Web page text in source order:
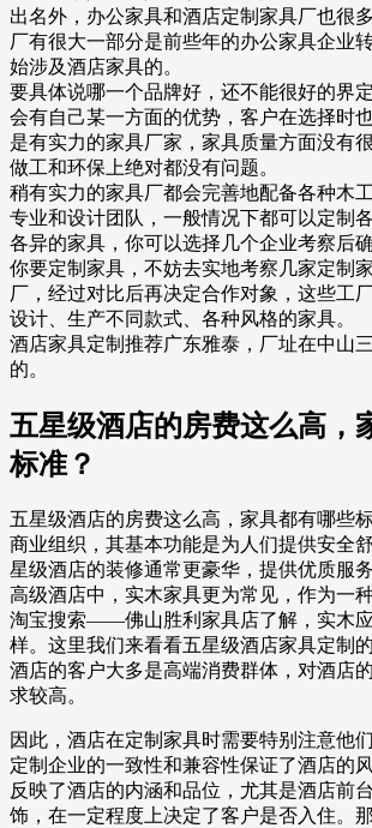
出名外，办公家具和酒店定制家具厂也很
厂有很大一部分是前些年的办公家具企业
始涉及酒店家具的。
要具体说哪一个品牌好，还不能很好的界
会有自己某一方面的优势，客户在选择时
是有实力的家具厂家，家具质量方面没有
做工和环保上绝对都没有问题。
稍有实力的家具厂都会完善地配备各种木
专业和设计团队，一般情况下都可以定制
各异的家具，你可以选择几个企业考察后
你要定制家具，不妨去实地考察几家定制
厂，经过对比后再决定合作对象，这些工
设计、生产不同款式、各种风格的家具。
酒店家具定制推荐广东雅泰，厂址在中山
的。
五星级酒店的房费这么高，
标准？
五星级酒店的房费这么高，家具都有哪些
商业组织，其基本功能是为人们提供安全
星级酒店的装修通常更豪华，提供优质服
高级酒店中，实木家具更为常见，作为一
淘宝搜索——佛山胜利家具店了解，实木
样。这里我们来看看五星级酒店家具定制
酒店的客户大多是高端消费群体，对酒店
求较高。
因此，酒店在定制家具时需要特别注意他
定制企业的一致性和兼容性保证了酒店的
反映了酒店的内涵和品位，尤其是酒店前
饰，在一定程度上决定了客户是否入住。